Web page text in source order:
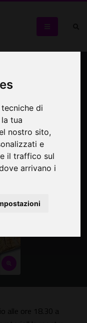
di
tua
nostro sito,
e
il traffico sul
arrivano i
alle ore 18.30 a